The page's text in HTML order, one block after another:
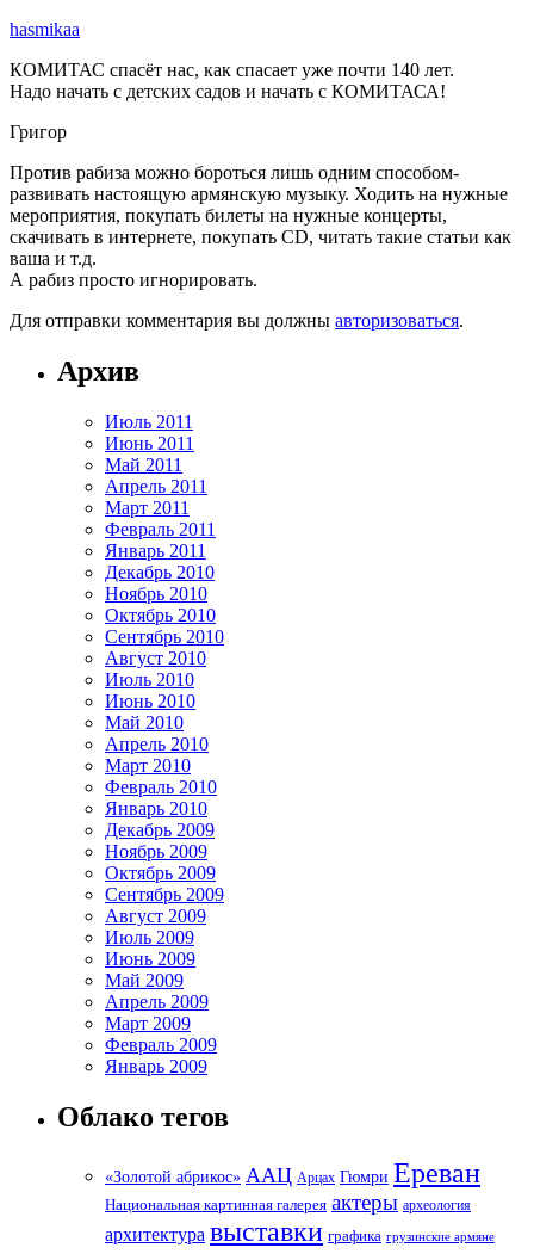
hasmikaa
КОМИТАС спасёт нас, как спасает уже почти 140 лет.
Надо начать с детских садов и начать с КОМИТАСА!
Григор
Против рабиза можно бороться лишь одним способом-
развивать настоящую армянскую музыку. Ходить на нужные
мероприятия, покупать билеты на нужные концерты,
скачивать в интернете, покупать CD, читать такие статьи как
ваша и т.д.
А рабиз просто игнорировать.
Для отправки комментария вы должны авторизоваться.
Архив
Июль 2011
Июнь 2011
Май 2011
Апрель 2011
Март 2011
Февраль 2011
Январь 2011
Декабрь 2010
Ноябрь 2010
Октябрь 2010
Сентябрь 2010
Август 2010
Июль 2010
Июнь 2010
Май 2010
Апрель 2010
Март 2010
Февраль 2010
Январь 2010
Декабрь 2009
Ноябрь 2009
Октябрь 2009
Сентябрь 2009
Август 2009
Июль 2009
Июнь 2009
Май 2009
Апрель 2009
Март 2009
Февраль 2009
Январь 2009
Облако тегов
«Золотой абрикос» ААЦ Арцах Гюмри Ереван
Национальная картинная галерея актеры археология
архитектура выставки графика грузинские армяне